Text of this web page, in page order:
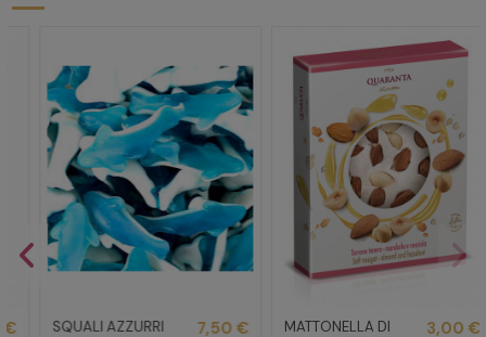
SQUALI AZZURRI
7,50 €
MATTONELLA DI
3,00 €